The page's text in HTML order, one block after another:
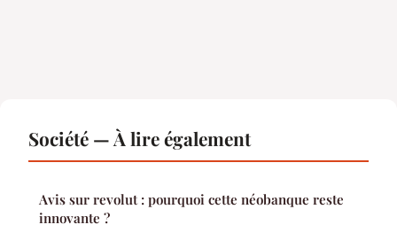
Société — À lire également
Avis sur revolut : pourquoi cette néobanque reste
innovante ?